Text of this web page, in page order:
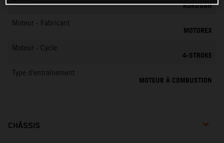
KOKUSAN
Moteur - Fabricant
MOTOREX
Moteur - Cycle
4-STROKE
Type d'entraînement
MOTEUR À COMBUSTION
CHÂSSIS